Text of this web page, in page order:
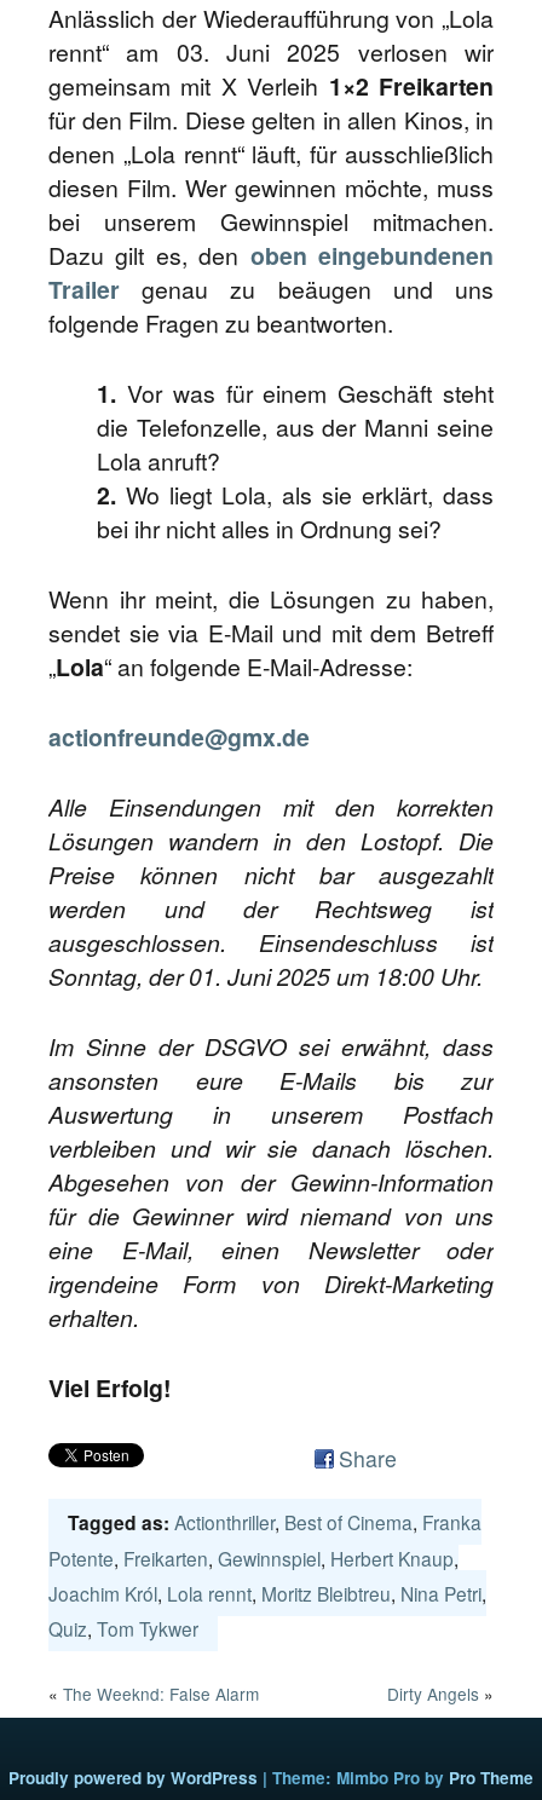
Anlässlich der Wiederaufführung von „Lola
rennt“ am 03. Juni 2025 verlosen wir
gemeinsam mit X Verleih 1×2 Freikarten
für den Film. Diese gelten in allen Kinos, in
denen „Lola rennt“ läuft, für ausschließlich
diesen Film. Wer gewinnen möchte, muss
bei unserem Gewinnspiel mitmachen.
Dazu gilt es, den oben eingebundenen
Trailer genau zu beäugen und uns
folgende Fragen zu beantworten.
1. Vor was für einem Geschäft steht
die Telefonzelle, aus der Manni seine
Lola anruft?
2. Wo liegt Lola, als sie erklärt, dass
bei ihr nicht alles in Ordnung sei?
Wenn ihr meint, die Lösungen zu haben,
sendet sie via E-Mail und mit dem Betreff
„Lola“ an folgende E-Mail-Adresse:
actionfreunde@gmx.de
Alle Einsendungen mit den korrekten
Lösungen wandern in den Lostopf. Die
Preise können nicht bar ausgezahlt
werden und der Rechtsweg ist
ausgeschlossen. Einsendeschluss ist
Sonntag, der 01. Juni 2025 um 18:00 Uhr.
Im Sinne der DSGVO sei erwähnt, dass
ansonsten eure E-Mails bis zur
Auswertung in unserem Postfach
verbleiben und wir sie danach löschen.
Abgesehen von der Gewinn-Information
für die Gewinner wird niemand von uns
eine E-Mail, einen Newsletter oder
irgendeine Form von Direkt-Marketing
erhalten.
Viel Erfolg!
Share
Tagged as: Actionthriller, Best of Cinema, Franka
Potente, Freikarten, Gewinnspiel, Herbert Knaup,
Joachim Król, Lola rennt, Moritz Bleibtreu, Nina Petri,
Quiz, Tom Tykwer
« The Weeknd: False Alarm Dirty Angels »
Proudly powered by WordPress | Theme: Mimbo Pro by Pro Theme